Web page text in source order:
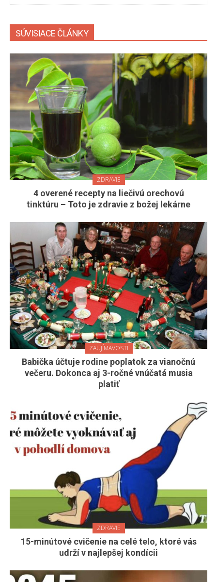
SÚVISIACE ČLÁNKY
ZDRAVIE
4 overené recepty na liečivú orechovú
tinktúru – Toto je zdravie z božej lekárne
ZAUJÍMAVOSTI
Babička účtuje rodine poplatok za vianočnú
večeru. Dokonca aj 3-ročné vnúčatá musia
platiť
ZDRAVIE
15-minútové cvičenie na celé telo, ktoré vás
udrží v najlepšej kondícii